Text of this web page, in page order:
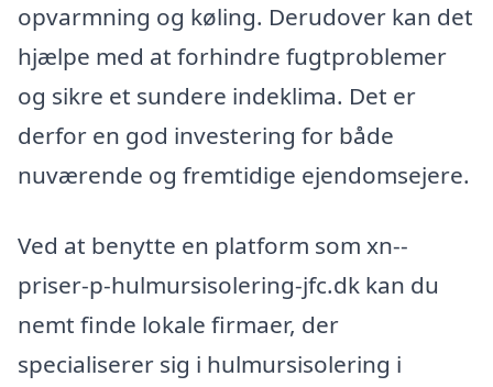
opvarmning og køling. Derudover kan det
hjælpe med at forhindre fugtproblemer
og sikre et sundere indeklima. Det er
derfor en god investering for både
nuværende og fremtidige ejendomsejere.
Ved at benytte en platform som xn--
priser-p-hulmursisolering-jfc.dk kan du
nemt finde lokale firmaer, der
specialiserer sig i hulmursisolering i